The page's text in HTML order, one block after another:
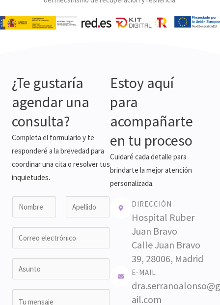
Estoy aquí
para
acompañarte
en tu proceso
Cuidaré cada detalle para
brindarte la mejor atención
personalizada.
DIRECCIÓN
Hospital Ruber
Juan Bravo
Calle Juan Bravo
39, 28006, Madrid
E-MAIL
ail.com
¿Te gustaría
agendar una
consulta?
Completa el formulario y te
responderé a la brevedad para
coordinar una cita o resolver tus
inquietudes.
o
m
*
e
p
i
d
m
a
s
u